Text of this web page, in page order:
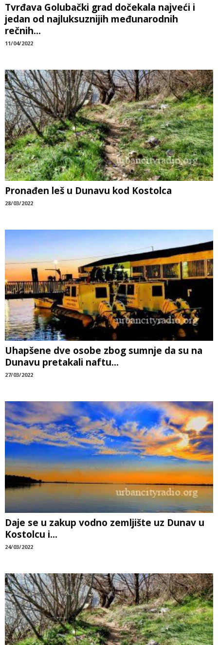
Tvrđava Golubački grad dočekala najveći i
jedan od najluksuznijih međunarodnih
rečnih...
11/04/2022
Pronađen leš u Dunavu kod Kostolca
28/03/2022
Uhapšene dve osobe zbog sumnje da su na
Dunavu pretakali naftu...
27/03/2022
Daje se u zakup vodno zemljište uz Dunav u
Kostolcu i...
24/03/2022